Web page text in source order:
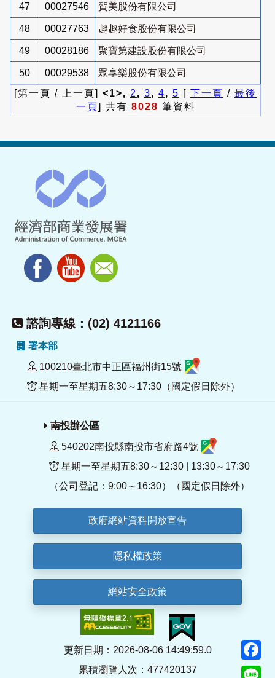
47 00027546 賀美股份有限公司
48 00027763 趣趣好食股份有限公司
49 00028186 聚寶第建設股份有限公司
50 00029538
眾享樂股份有限公司
[第一頁 / 上一頁] <1>, 2 , 3, 4, 5 [ 下一頁 / 最後
一頁] 共有 8028 筆資料
諮詢專線：(02) 4121166
署本部
100210臺北市中正區福州街15號
星期一至星期五8:30～17:30（國定假日除外）
南投辦公區
540202南投縣南投市省府路4號
星期一至星期五8:30～12:30 | 13:30～17:30
（公司登記：9:00～16:30）（國定假日除外）
政府網站資料開放宣告
隱私權政策
網站安全政策
更新日期：2026-08-06 14:49:59.0
累積瀏覽人次：477420137